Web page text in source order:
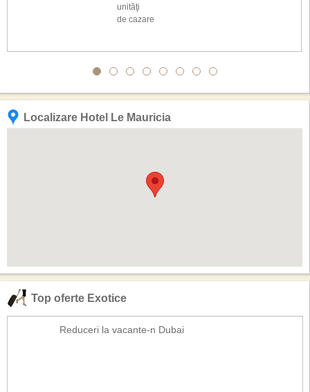
unităţi
de cazare
Localizare Hotel Le Mauricia
Top oferte Exotice
Reduceri la vacante-n Dubai